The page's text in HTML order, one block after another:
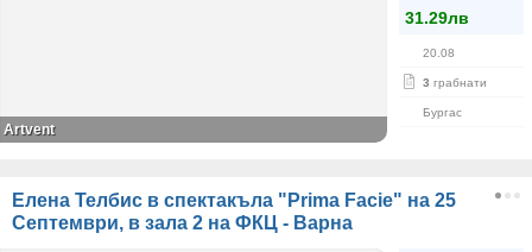
31.29лв
20.08
3 грабнати
Бургас
Artvent
Елена Телбис в спектакъла "Prima Facie" на 25
Септември, в зала 2 на ФКЦ - Варна